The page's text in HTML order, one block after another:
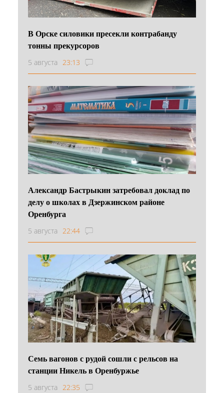
В Орске силовики пресекли контрабанду
тонны прекурсоров
5 августа 23:13
Александр Бастрыкин затребовал доклад по
делу о школах в Дзержинском районе
Оренбурга
5 августа 22:44
Семь вагонов с рудой сошли с рельсов на
станции Никель в Оренбуржье
5 августа 22:35